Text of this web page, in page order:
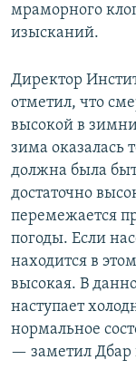
мраморного
изысканий.
Директор
отметил, что
высокой в
зима оказалась
должна была
достаточно
перемежается
погоды. Если
находится в
высокая. В
наступает
нормальное
— заметил Дбар